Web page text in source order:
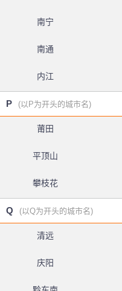
南宁
南通
内江
P (以P为开头的城市名)
莆田
平顶山
攀枝花
Q (以Q为开头的城市名)
清远
庆阳